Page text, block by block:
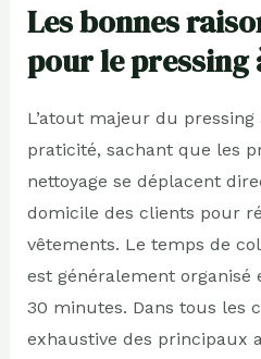
Les bonnes
pour le pressing
L’atout majeur du
praticité, sachant que les
nettoyage se déplacent
domicile des clients pour
vêtements. Le temps de
est généralement organisé
30 minutes. Dans tous les
exhaustive des principaux